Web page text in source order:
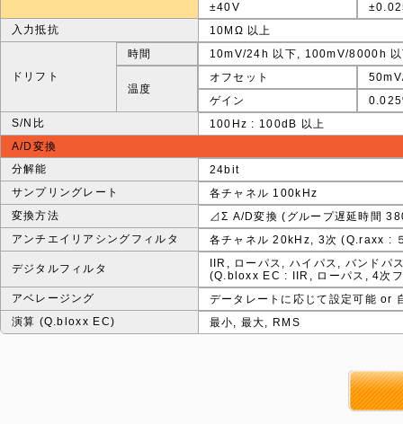
±40V
入力抵抗
10MΩ 以上
ドリフト
時間 10mV/24h 以下, 100mV/8000h
温度
オフセット
ゲイン
S/N比
100Hz : 100dB 以上
A/D変換
分解能
24bit
サンプリングレート
各チャネル 100kHz
変換方法
⊿Σ A/D変換 (グループ遅延時間
アンチエイリアシングフィルタ
各チャネル 20kHz, 3次 (Q.raxx :
デジタルフィルタ
IIR, ローパス, ハイパス, バンド
(Q.bloxx EC : IIR, ローパス, 4次
アベレージング
データレートに応じて設定可能
演算 (Q.bloxx EC)
最小, 最大, RMS